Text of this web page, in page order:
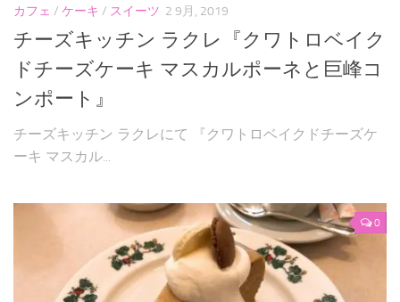
カフェ / ケーキ / スイーツ 2 9月, 2019
チーズキッチン ラクレ『クワトロベイク
ドチーズケーキ マスカルポーネと巨峰コ
ンポート』
チーズキッチン ラクレにて 『クワトロベイクドチーズケ
ーキ マスカル...
0